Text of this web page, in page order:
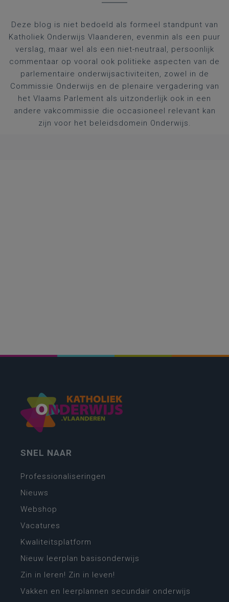
Deze blog is niet bedoeld als formeel standpunt van
Katholiek Onderwijs Vlaanderen, evenmin als een puur
verslag, maar wel als een niet-neutraal, persoonlijk
commentaar op vooral ook politieke aspecten van de
parlementaire onderwijsactiviteiten, zowel in de
Commissie Onderwijs en de plenaire vergadering van
het Vlaams Parlement als uitzonderlijk ook in een
andere vakcommissie die occasioneel relevant kan
zijn voor het beleidsdomein Onderwijs.
SNEL NAAR
Professionaliseringen
Nieuws
Webshop
Vacatures
Kwaliteitsplatform
Nieuw leerplan basisonderwijs
Zin in leren! Zin in leven!
Vakken en leerplannen secundair onderwijs